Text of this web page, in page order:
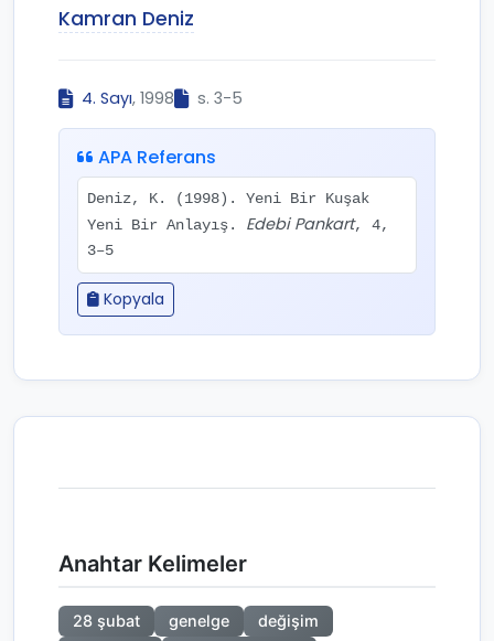
Kamran Deniz
4. Sayı, 1998 s. 3-5
APA Referans
Deniz, K. (1998). Yeni Bir Kuşak
Yeni Bir Anlayış. Edebi Pankart, 4,
3–5
Kopyala
Anahtar Kelimeler
28 şubat genelge
değişim